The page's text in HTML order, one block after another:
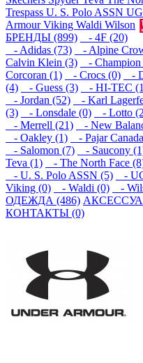
Trespass U. S. Polo ASSN
ArmourViking Waldi Wilson
БРЕНДЫ (899)
- 4F (20)
- Adidas (73)
- Alpine
Calvin Klein (3)
- Champion
Corcoran (1)
- Crocs (0) -
(4)
- Guess (3) - HI-TEC
- Jordan (52)
- Karl
(3)
- Lonsdale (0) - Lotto
- Merrell (21)
- New
- Oakley (1)
- Pajar
- Salomon (7)
- Saucony
Teva (1)
- The North Face
- U. S. Polo ASSN (5)
-
Viking (0)
- Waldi (0) -
ОДЕЖДА (486)
КОНТАКТЫ (0)